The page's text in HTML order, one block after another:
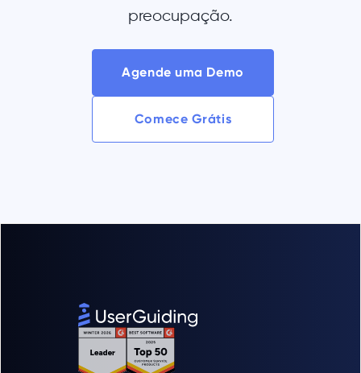
preocupação.
Agende uma Demo
Comece Grátis